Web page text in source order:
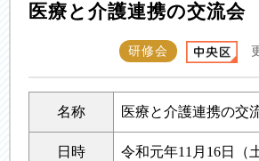
医療と介護連携の交流会
研修会
名称 医療と介護連携の交
日時 令和元年11月16日（